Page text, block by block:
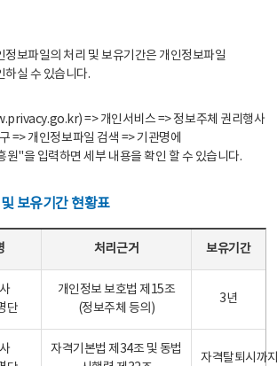
정보파일의 처리 및 보유기간은 개인정보파일
하실 수 있습니다.
=> 개인서비스 => 정보주체 권리행사
=> 개인정보파일 검색 => 기관명에
"을 입력하면 세부 내용을 확인 할 수 있습니다.
보유기간 현황표
처리근거 보유기간
단
개인정보 보호법 제15조
(정보주체 등의)
3년
자격기본법 제34조 및 동법
자격탈퇴시까